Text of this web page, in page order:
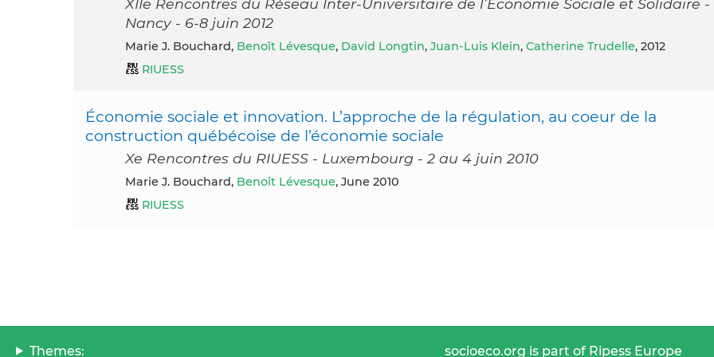
XIIe Rencontres du Réseau Inter-Universitaire de l’Economie Sociale et Solidaire -
Nancy - 6-8 juin 2012
Marie J. Bouchard, Benoît Lévesque, David Longtin, Juan-Luis Klein, Catherine Trudelle, 2012
RIUESS
Économie sociale et innovation. L’approche de la régulation, au coeur de la
construction québécoise de l’économie sociale
Xe Rencontres du RIUESS - Luxembourg - 2 au 4 juin 2010
Marie J. Bouchard, Benoît Lévesque, June 2010
RIUESS
Themes: socioeco.org is part of Ripess Europe